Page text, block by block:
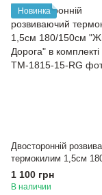
Новинка
Двосторонній
термокилим 1,5см
"Жираф - Дорога" в
сумочка
1 100 грн
В наличии